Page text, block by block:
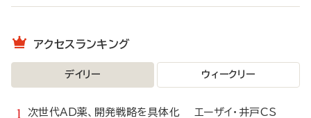
アクセスランキング
デイリー ウィークリー
次世代AD薬、開発戦略を具体化 エーザイ・井戸CS